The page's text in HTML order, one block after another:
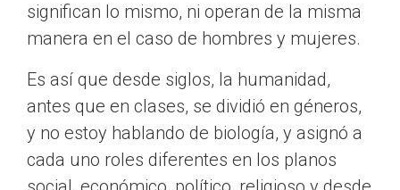
significan lo mismo, ni operan de la misma
manera en el caso de hombres y mujeres.
Es así que desde siglos, la humanidad,
antes que en clases, se dividió en géneros,
y no estoy hablando de biología, y asignó a
cada uno roles diferentes en los planos